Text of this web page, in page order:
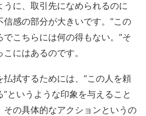
うに、取引先になめられるのに
信感の部分が大きいです。“この
でこちらには何の得もない。”そ
にはあるのです。
払拭するためには、“この人を頼
”というような印象を与えること
その具体的なアクションというの